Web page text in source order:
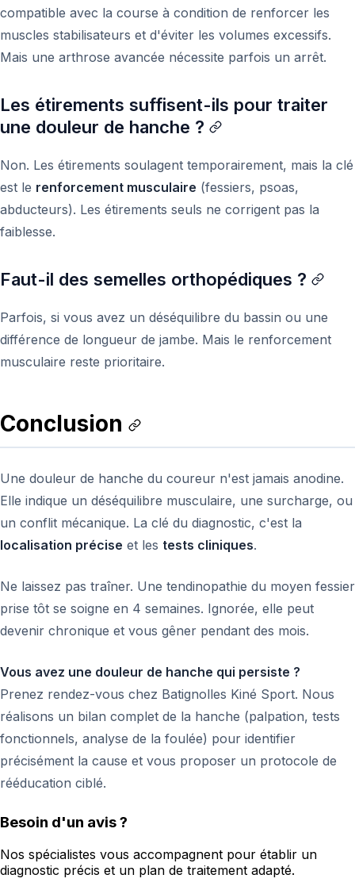
compatible avec la course à condition de renforcer les
muscles stabilisateurs et d'éviter les volumes excessifs.
Mais une arthrose avancée nécessite parfois un arrêt.
Les étirements suffisent-ils pour traiter
une douleur de hanche ?
Non. Les étirements soulagent temporairement, mais la clé
est le renforcement musculaire (fessiers, psoas,
abducteurs). Les étirements seuls ne corrigent pas la
faiblesse.
Faut-il des semelles orthopédiques ?
Parfois, si vous avez un déséquilibre du bassin ou une
différence de longueur de jambe. Mais le renforcement
musculaire reste prioritaire.
Conclusion
Une douleur de hanche du coureur n'est jamais anodine.
Elle indique un déséquilibre musculaire, une surcharge, ou
un conflit mécanique. La clé du diagnostic, c'est la
localisation précise et les tests cliniques.
Ne laissez pas traîner. Une tendinopathie du moyen fessier
prise tôt se soigne en 4 semaines. Ignorée, elle peut
devenir chronique et vous gêner pendant des mois.
Vous avez une douleur de hanche qui persiste ?
Prenez rendez-vous chez Batignolles Kiné Sport. Nous
réalisons un bilan complet de la hanche (palpation, tests
fonctionnels, analyse de la foulée) pour identifier
précisément la cause et vous proposer un protocole de
rééducation ciblé.
Besoin d'un avis ?
Nos spécialistes vous accompagnent pour établir un
diagnostic précis et un plan de traitement adapté.